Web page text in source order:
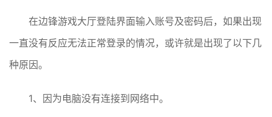
在边锋游戏大厅登陆界面输入账号及密码后，如果出现
一直没有反应无法正常登录的情况，或许就是出现了以下几
种原因。
1、因为电脑没有连接到网络中。